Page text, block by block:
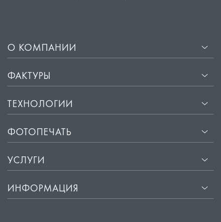
О КОМПАНИИ
ФАКТУРЫ
ТЕХНОЛОГИИ
ФОТОПЕЧАТЬ
УСЛУГИ
ИНФОРМАЦИЯ